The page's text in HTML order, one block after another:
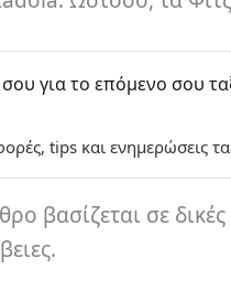
για το επόμενο σου
tips και ενημερώσεις
βασίζεται σε